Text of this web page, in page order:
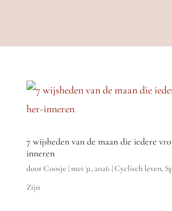
7 wijsheden van de maan die iedere
inneren
doorCoosje |mei 31, 2026 |Cyclisch leven,
Zijn